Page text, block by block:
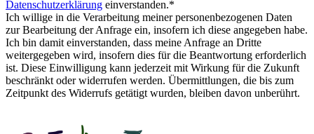
Datenschutzerklärung einverstanden.*
Ich willige in die Verarbeitung meiner personenbezogenen Daten
zur Bearbeitung der Anfrage ein, insofern ich diese angegeben habe.
Ich bin damit einverstanden, dass meine Anfrage an Dritte
weitergegeben wird, insofern dies für die Beantwortung erforderlich
ist. Diese Einwilligung kann jederzeit mit Wirkung für die Zukunft
beschränkt oder widerrufen werden. Übermittlungen, die bis zum
Zeitpunkt des Widerrufs getätigt wurden, bleiben davon unberührt.
Sicherheitsfrage